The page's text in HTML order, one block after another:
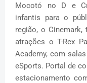
Mocotó no D e
infantis para o
região, o
atrações o T-Rex
Academy, com
eSports. Portal de
estacionamento